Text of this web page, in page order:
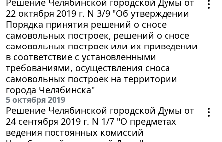
22 октября 2019 г. N 3/9 "Об утверждении
Порядка принятия решений о сносе
самовольных построек, решений о сносе
самовольных построек или их приведении
в соответствие с установленными
требованиями, осуществления сноса
самовольных построек на территории
города Челябинска"
5 октября 2019
Решение Челябинской городской Думы от
24 сентября 2019 г. N 1/7 "О предметах
ведения постоянных комиссий